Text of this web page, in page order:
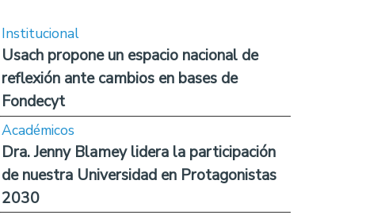
Institucional
Usach propone un espacio nacional de
reflexión ante cambios en bases de
Fondecyt
Académicos
Dra. Jenny Blamey lidera la participación
de nuestra Universidad en Protagonistas
2030